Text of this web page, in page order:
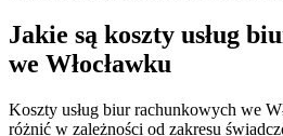
Jakie są koszty usług
we Włocławku
Koszty usług biur rachunkowych we
różnić w zależności od zakresu